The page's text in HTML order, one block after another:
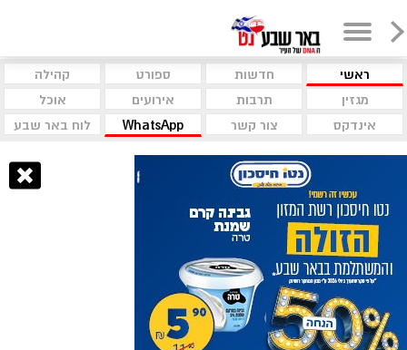
ראשי חדשות ספורט
קהילה
מגזין
תרבות אירועים
אוכל
אינדקס
צור קשר WhatsApp לוח באר שבע